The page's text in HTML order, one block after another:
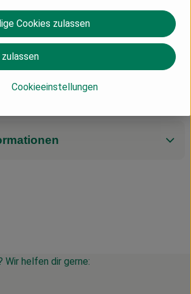
Bestellschluss Vorwoche Freitag 09:00
- Bestellschluss Vorwoche Freitag 09:00
- Bestellschluss Montag 09:00 Uhr
- Bestellschluss Dienstag 09:00 Uhr
Wir helfen dir gerne:
Cookieeinstellungen
Cookies zulassen